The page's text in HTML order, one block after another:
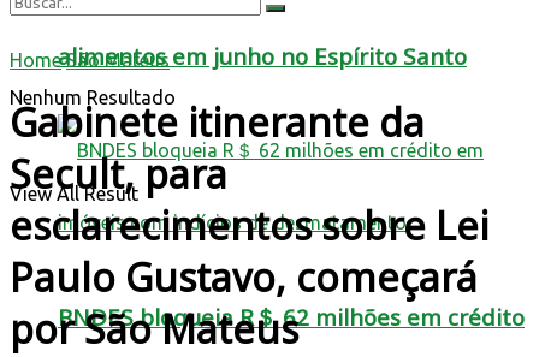
alimentos em junho no Espírito Santo
BNDES bloqueia R＄ 62 milhões em crédito
Nenhum Resultado
View All Result
Home São Mateus
Gabinete itinerante da
Secult, para
esclarecimentos sobre Lei
Paulo Gustavo, começará
por São Mateus